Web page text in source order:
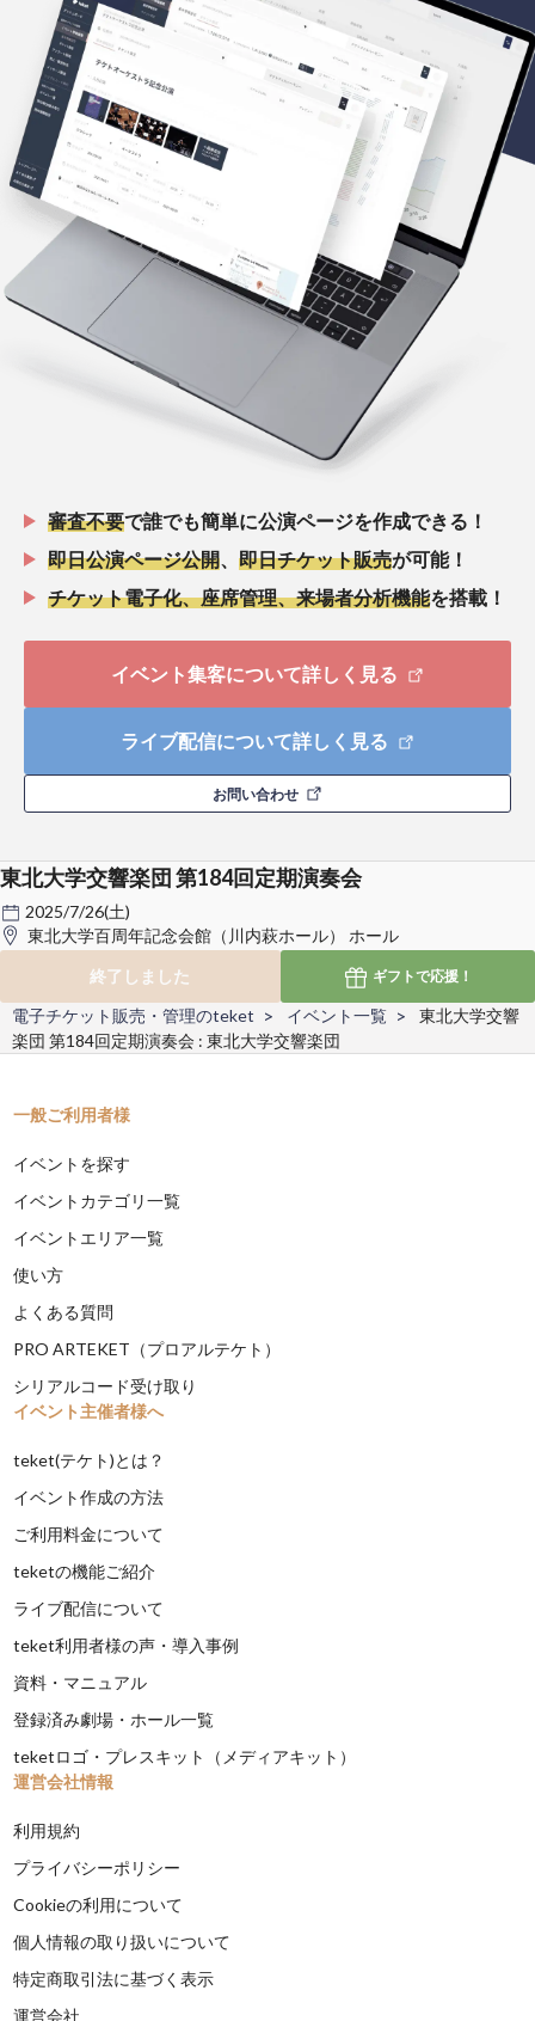
審査不要で誰でも簡単に公演ページを作成できる！
即日公演ページ公開
即日チケット販売が可能！
チケット電子化、座席管理、来場者分析機能を搭載！
イベント集客について詳しく見る
ライブ配信について詳しく見る
お問い合わせ
東北大学交響楽団 第184回定期演奏会
2025/7/26(土)
東北大学百周年記念会館（川内萩ホール） ホール
終了しました
ギフトで応援！
電子チケット販売・管理のteket イベント一覧
東北大学交響
楽団 第184回定期演奏会 : 東北大学交響楽団
一般ご利用者様
イベントを探す
イベントカテゴリ一覧
イベントエリア一覧
使い方
よくある質問
PRO ARTEKET（プロアルテケト）
シリアルコード受け取り
イベント主催者様へ
teket(テケト)とは？
イベント作成の方法
ご利用料金について
teketの機能ご紹介
ライブ配信について
teket利用者様の声・導入事例
資料・マニュアル
登録済み劇場・ホール一覧
teketロゴ・プレスキット（メディアキット）
運営会社情報
利用規約
プライバシーポリシー
Cookieの利用について
個人情報の取り扱いについて
特定商取引法に基づく表示
運営会社